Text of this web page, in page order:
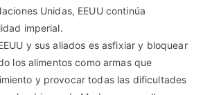
Unidas, EEUU continúa
imperial.
y sus aliados es asfixiar y bloquear
los alimentos como armas que
y provocar todas las dificultades